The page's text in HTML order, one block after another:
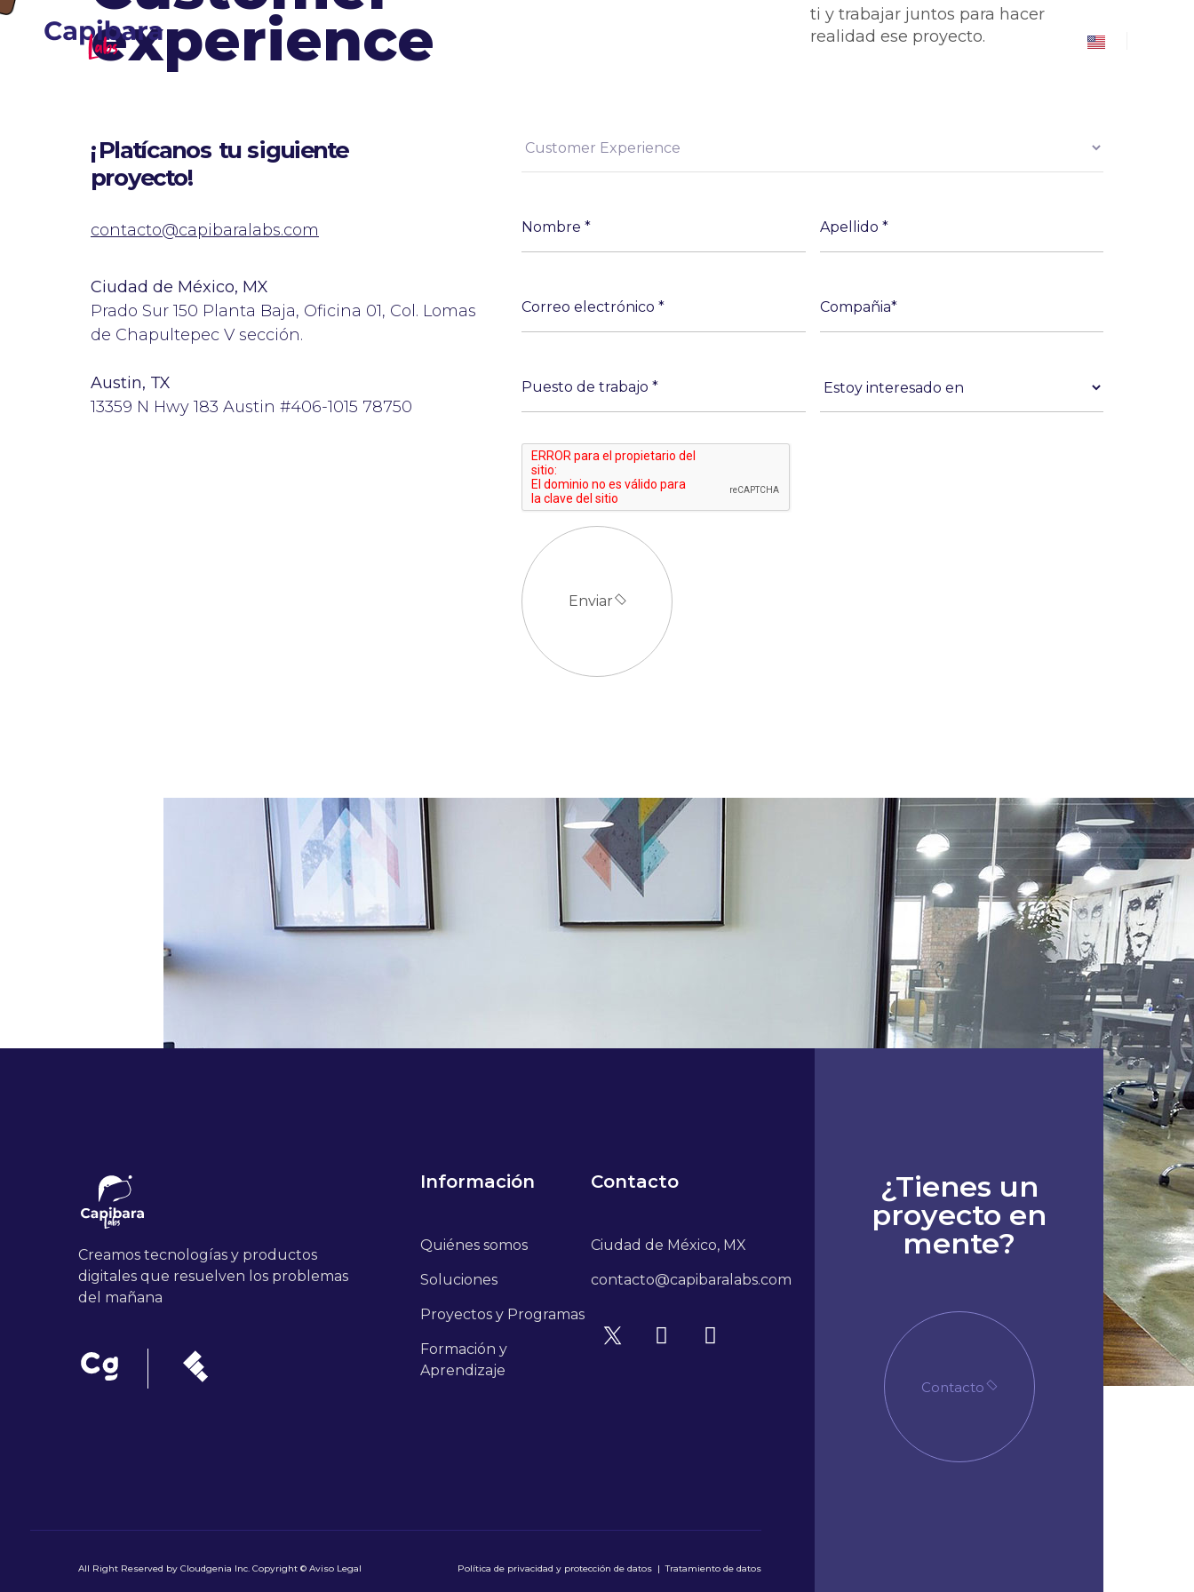
experience
ti y trabajar juntos para hacer
realidad ese proyecto.
¡Platícanos
­ tu
­ siguiente
proyecto!
contacto@capibaralabs.com
Ciudad de México, MX
Prado Sur 150 Planta Baja, Oficina 01, Col. Lomas
de Chapultepec V sección.
Austin, TX
13359 N Hwy 183 Austin #406-1015 78750
Enviar
Creamos tecnologías y productos
digitales que resuelven los problemas
del mañana
Información
Quiénes somos
Soluciones
Proyectos y Programas
Formación y
Aprendizaje
Contacto
Ciudad de México, MX
contacto@capibaralabs.com
¿Tienes un
proyecto en
mente?
All Right Reserved by Cloudgenia Inc. Copyright © Aviso Legal Política de privacidad y protección de datos |Tratamiento de datos